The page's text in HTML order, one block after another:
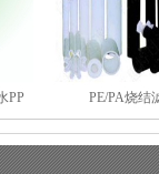
PP PE/PA烧结